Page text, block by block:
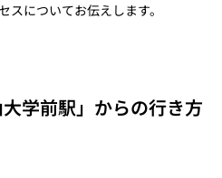
スについてお伝えします。
学前駅」からの行き方